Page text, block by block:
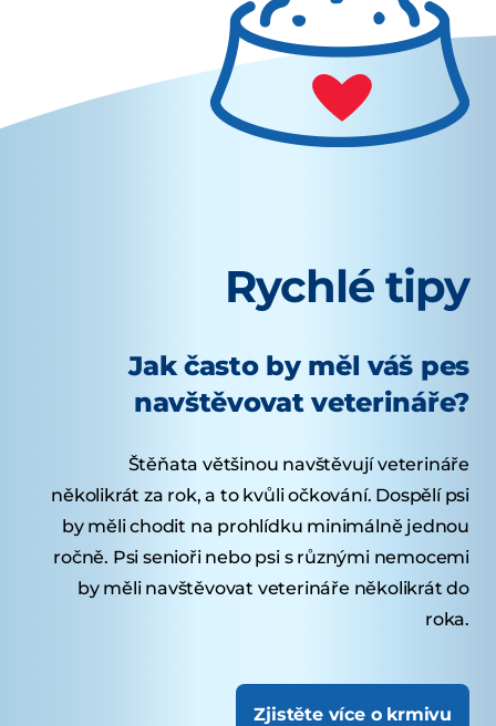
Rychlé tipy
Jak často by měl váš pes
navštěvovat veterináře?
Štěňata většinou navštěvují veterináře
několikrát za rok, a to kvůli očkování. Dospělí psi
by měli chodit na prohlídku minimálně jednou
ročně. Psi senioři nebo psi s různými nemocemi
by měli navštěvovat veterináře několikrát do
roka.
Zjistěte více o krmivu